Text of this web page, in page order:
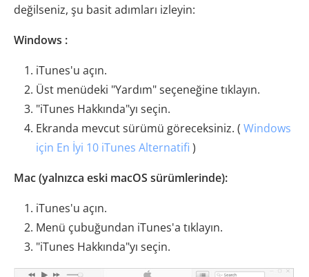
değilseniz, şu basit adımları izleyin:
Windows :
iTunes'u açın.
Üst menüdeki "Yardım" seçeneğine tıklayın.
"iTunes Hakkında"yı seçin.
Ekranda mevcut sürümü göreceksiniz. ( Windows
için En İyi 10 iTunes Alternatifi )
Mac (yalnızca eski macOS sürümlerinde):
iTunes'u açın.
Menü çubuğundan iTunes'a tıklayın.
"iTunes Hakkında"yı seçin.